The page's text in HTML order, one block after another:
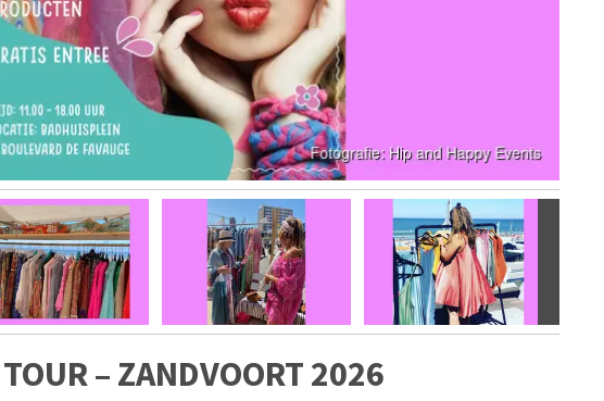
– ZANDVOORT 2026